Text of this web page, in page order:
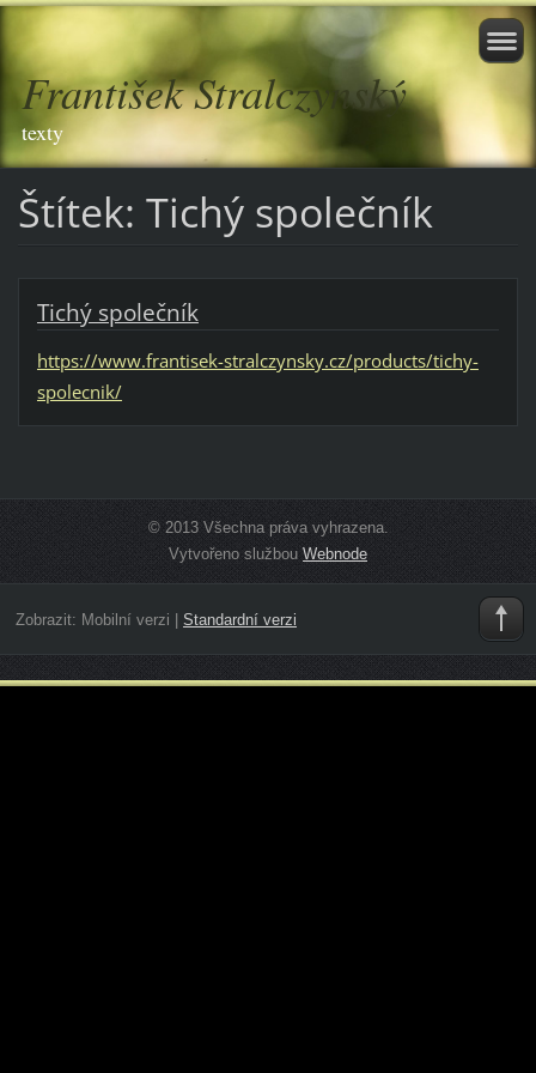
František Stralczynský
texty
Štítek: Tichý společník
Tichý společník
https://www.frantisek-stralczynsky.cz/products/tichy-
spolecnik/
© 2013 Všechna práva vyhrazena.
Vytvořeno službou Webnode
Zobrazit: Mobilní verzi Standardní verzi